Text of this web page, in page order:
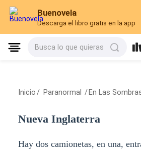
Buenovela
Descarga el libro gratis en la app
Busca lo que quieras
Inicio / Paranormal / En Las
Nueva Inglaterra
Hay dos camionetas, en una,